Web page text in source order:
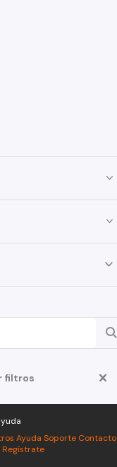
filtros
Ayuda Soporte Contacto
Regístrate